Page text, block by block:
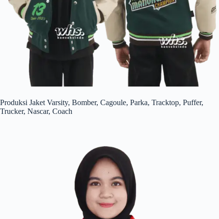
Produksi Jaket Varsity, Bomber, Cagoule, Parka, Tracktop, Puffer,
Trucker, Nascar, Coach